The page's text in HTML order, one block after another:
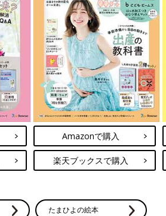
Amazonで購入
楽天ブックスで購入
たまひよの絵本